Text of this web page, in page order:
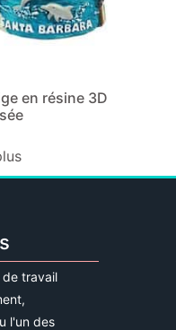
en résine 3D
de travail
l'un des